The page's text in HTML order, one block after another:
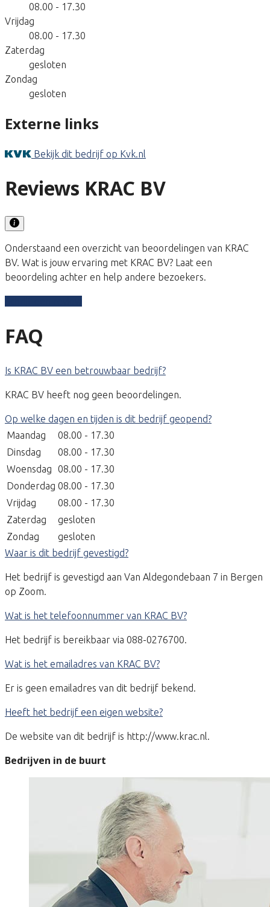
08.00 - 17.30
Vrijdag
08.00 - 17.30
Zaterdag
gesloten
Zondag
gesloten
Externe links
Bekijk dit bedrijf op Kvk.nl
Reviews KRAC BV
Onderstaand een overzicht van beoordelingen van KRAC
BV. Wat is jouw ervaring met KRAC BV? Laat een
beoordeling achter en help andere bezoekers.
FAQ
Is KRAC BV een betrouwbaar bedrijf?
KRAC BV heeft nog geen beoordelingen.
Op welke dagen en tijden is dit bedrijf geopend?
Maandag
08.00 - 17.30
Dinsdag
08.00 - 17.30
Woensdag
08.00 - 17.30
Donderdag 08.00 - 17.30
Vrijdag
08.00 - 17.30
Zaterdag
gesloten
Zondag
gesloten
Waar is dit bedrijf gevestigd?
Het bedrijf is gevestigd aan Van Aldegondebaan 7 in Bergen
op Zoom.
Wat is het telefoonnummer van KRAC BV?
Het bedrijf is bereikbaar via 088-0276700.
Wat is het emailadres van KRAC BV?
Er is geen emailadres van dit bedrijf bekend.
Heeft het bedrijf een eigen website?
De website van dit bedrijf is http://www.krac.nl.
Bedrijven in de buurt